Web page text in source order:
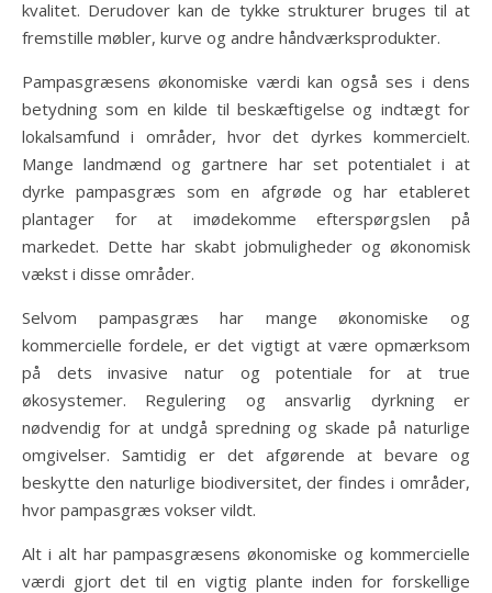
kvalitet. Derudover kan de tykke strukturer bruges til at
fremstille møbler, kurve og andre håndværksprodukter.
Pampasgræsens økonomiske værdi kan også ses i dens
betydning som en kilde til beskæftigelse og indtægt for
lokalsamfund i områder, hvor det dyrkes kommercielt.
Mange landmænd og gartnere har set potentialet i at
dyrke pampasgræs som en afgrøde og har etableret
plantager for at imødekomme efterspørgslen på
markedet. Dette har skabt jobmuligheder og økonomisk
vækst i disse områder.
Selvom pampasgræs har mange økonomiske og
kommercielle fordele, er det vigtigt at være opmærksom
på dets invasive natur og potentiale for at true
økosystemer. Regulering og ansvarlig dyrkning er
nødvendig for at undgå spredning og skade på naturlige
omgivelser. Samtidig er det afgørende at bevare og
beskytte den naturlige biodiversitet, der findes i områder,
hvor pampasgræs vokser vildt.
Alt i alt har pampasgræsens økonomiske og kommercielle
værdi gjort det til en vigtig plante inden for forskellige